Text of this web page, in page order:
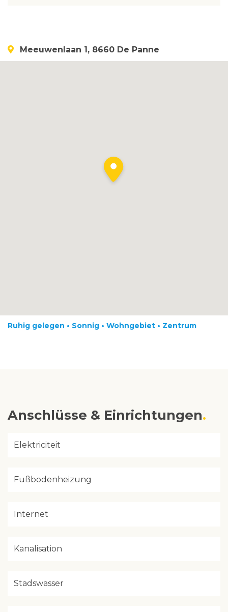
Meeuwenlaan 1, 8660 De Panne
Ruhig gelegen • Sonnig • Wohngebiet • Zentrum
Anschlüsse & Einrichtungen
Elektriciteit
Fußbodenheizung
Internet
Kanalisation
Stadswasser